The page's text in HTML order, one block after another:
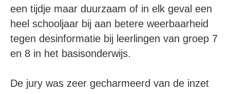
een tijdje maar duurzaam of in elk geval een
heel schooljaar bij aan betere weerbaarheid
tegen desinformatie bij leerlingen van groep 7
en 8 in het basisonderwijs.
De jury was zeer gecharmeerd van de inzet